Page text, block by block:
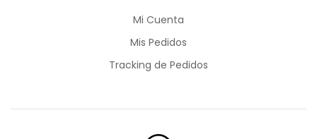
Mi Cuenta
Mis Pedidos
Tracking de Pedidos